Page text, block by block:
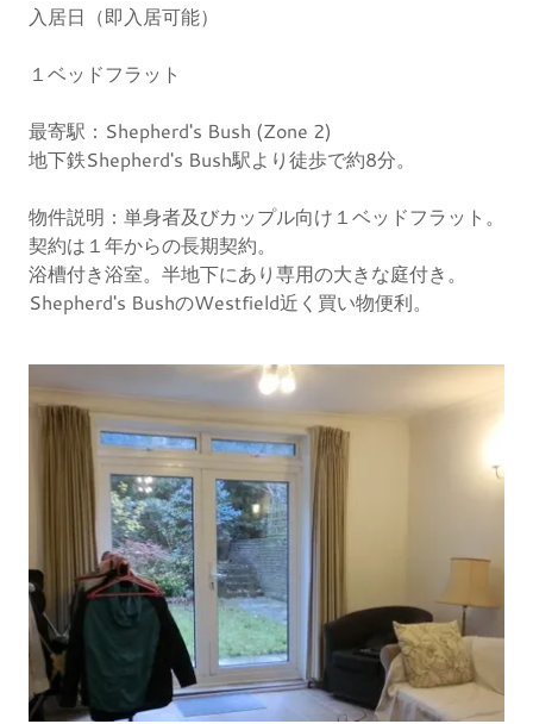
入居日（即入居可能）
１ベッドフラット
最寄駅：Shepherd's Bush (Zone 2)
地下鉄Shepherd's Bush駅より徒歩で約8分。
物件説明：単身者及びカップル向け１ベッドフラット。
契約は１年からの長期契約。
浴槽付き浴室。半地下にあり専用の大きな庭付き。
Shepherd's BushのWestfield近く買い物便利。